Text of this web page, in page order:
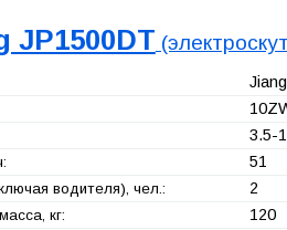
JP1500DT
3.5-
51
водителя), чел.: 2
кг: 120